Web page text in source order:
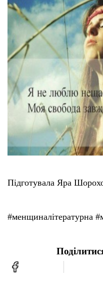
Підготувала Яра
#менщиналітературна